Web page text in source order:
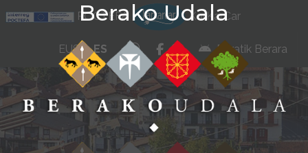
Berako Udala
POCTEFA KarKarCar
EUS ES whatsapp
facebook
instagram
Beratik Berara